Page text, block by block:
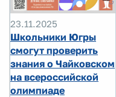
23.11.2025
Школьники Югры
смогут проверить
знания о Чайковском
на всероссийской
олимпиаде